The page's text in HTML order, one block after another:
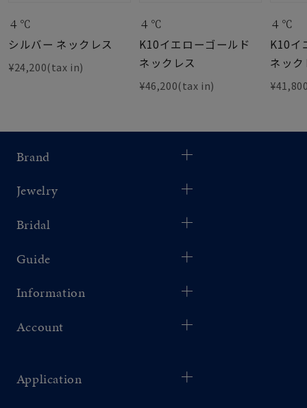
４℃
シルバー ネックレス
¥24,200(tax in)
４℃
K10イエローゴールド
ネックレス
¥46,200(tax in)
４℃
K10イ
ネッ
Brand
Jewelry
Bridal
Guide
Information
Account
Application